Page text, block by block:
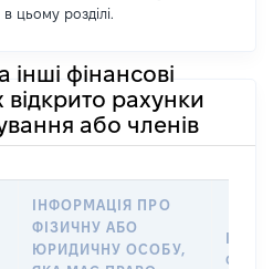
цьому розділі.
інші фінансові
відкрито рахунки
або членів
ІНФОРМАЦІЯ ПРО
ФІЗИЧНУ АБО
ЮРИДИЧНУ ОСОБУ,